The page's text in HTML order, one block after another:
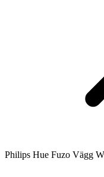
Philips Hue Fuzo Vägg